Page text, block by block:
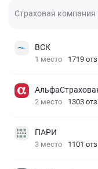
Страховая компания
ВСК
1 место 1719
2 место 1303
ПАРИ
3 место 1101